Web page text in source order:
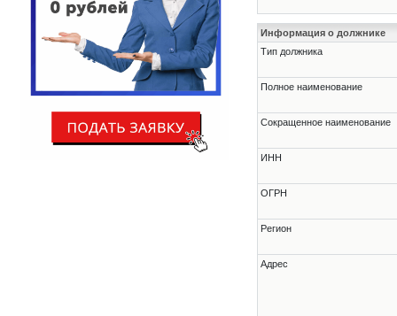
Информация о должнике
Тип должника
Полное наименование
Сокращенное наименование
ИНН
ОГРН
Регион
Адрес